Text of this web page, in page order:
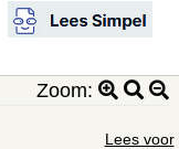
Zoom:
Lees voor